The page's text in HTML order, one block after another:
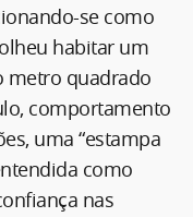
se como
habitar um
metro quadrado
comportamento
uma “estampa
como
nas